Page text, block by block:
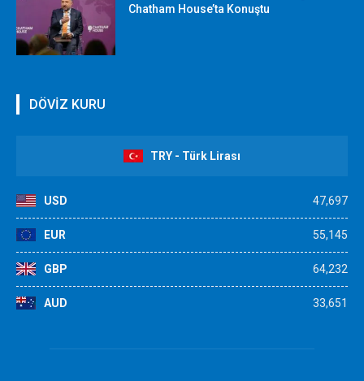
Chatham House’ta Konuştu
DÖVİZ KURU
TRY - Türk Lirası
USD 47,697
EUR 55,145
GBP 64,232
AUD 33,651